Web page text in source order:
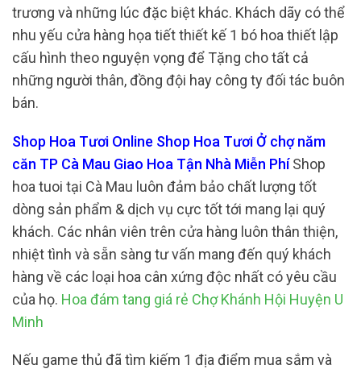
trương và những lúc đặc biệt khác. Khách dãy có thể
nhu yếu cửa hàng họa tiết thiết kế 1 bó hoa thiết lập
cấu hình theo nguyện vọng để Tặng cho tất cả
những người thân, đồng đội hay công ty đối tác buôn
bán.
Shop Hoa Tươi Online Shop Hoa Tươi Ở chợ năm
căn TP Cà Mau Giao Hoa Tận Nhà Miễn PhíShop
hoa tuoi tại Cà Mau luôn đảm bảo chất lượng tốt
dòng sản phẩm & dịch vụ cực tốt tới mang lại quý
khách. Các nhân viên trên cửa hàng luôn thân thiện,
nhiệt tình và sẵn sàng tư vấn mang đến quý khách
hàng về các loại hoa cân xứng độc nhất có yêu cầu
của họ. Hoa đám tang giá rẻ Chợ Khánh Hội Huyện U
Minh
Nếu game thủ đã tìm kiếm 1 địa điểm mua sắm và